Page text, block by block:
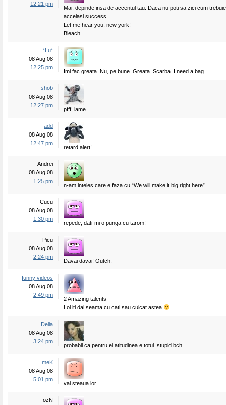
12:21 pm
Mai, depinde insa de accentul tau. Daca nu poti sa zici cum
accelasi success.
Let me hear you, new york!
Bleach
*Lu*
08 Aug 08
12:25 pm
Imi fac greata. Nu, pe bune. Greata. Scarba. I need a bag…
shob
08 Aug 08
12:27 pm
pfff, lame…
add
08 Aug 08
12:47 pm
retard alert!
Andrei
08 Aug 08
1:25 pm
n-am inteles care e faza cu “We will make it big right here”
Cucu
08 Aug 08
1:30 pm
repede, dati-mi o punga cu tarom!
Picu
08 Aug 08
2:24 pm
Davai davai! Outch.
funny videos
08 Aug 08
2:49 pm
2 Amazing talents
Lol iti dai seama cu cati sau culcat astea
Delia
08 Aug 08
3:24 pm
probabil ca pentru ei atitudinea e totul. stupid bch
meK
08 Aug 08
5:01 pm
vai steaua lor
ozN